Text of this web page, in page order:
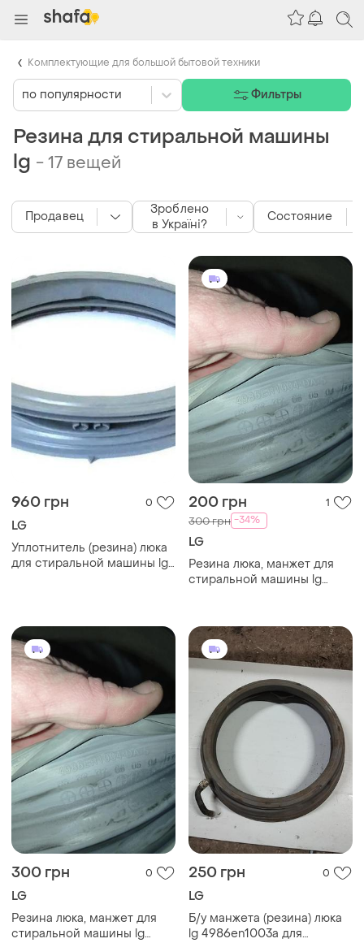
Резина для стиральной машины
lg -17 вещей
960 грн 0
LG
Уплотнитель (резина) люка
для стиральной машины lg
200 грн 1
300 грн -34%
LG
Резина люка, манжет для
стиральной машины lg
300 грн 0
LG
Резина люка, манжет для
стиральной машины lg
250 грн 0
LG
Б/у манжета (резина) люка
lg 4986en1003a для
Продавец
Зроблено
в Україні?
Состояние
по популярности Фильтры
Комплектующие для большой бытовой техники